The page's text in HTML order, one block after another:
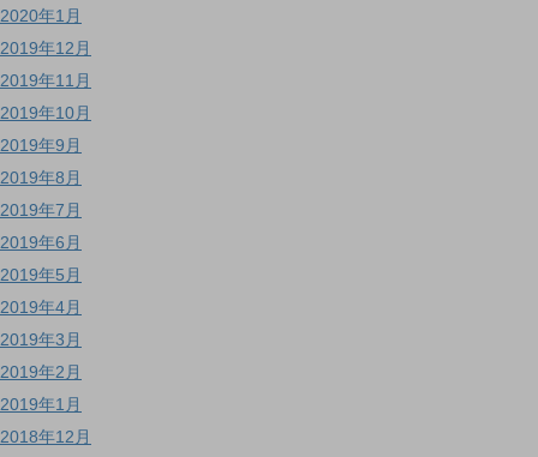
2020年1月
2019年12月
2019年11月
2019年10月
2019年9月
2019年8月
2019年7月
2019年6月
2019年5月
2019年4月
2019年3月
2019年2月
2019年1月
2018年12月